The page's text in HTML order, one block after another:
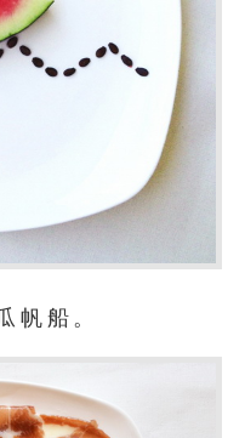
帆船。